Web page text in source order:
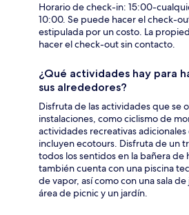
Horario de check-in: 15:00-
10:00. Se puede hacer el check-
estipulada por un costo. La
hacer el check-out sin contacto.
¿Qué actividades hay para
sus alrededores?
Disfruta de las actividades que se
instalaciones, como ciclismo de
actividades recreativas
incluyen ecotours. Disfruta de un
todos los sentidos en la bañera
también cuenta con una piscina
de vapor, así como con una sala
área de picnic y un jardín.